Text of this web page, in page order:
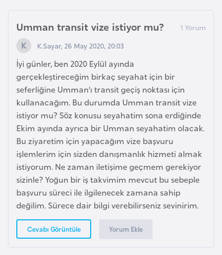
Umman transit vize istiyor mu?
K.Sayar, 26 May 2020, 20:03
İyi günler, ben 2020 Eylül ayında
gerçekleştireceğim birkaç seyahat için bir
seferliğine Umman’ı transit geçiş noktası için
kullanacağım. Bu durumda Umman transit vize
istiyor mu? Söz konusu seyahatim sona erdiğinde
Ekim ayında ayrıca bir Umman seyahatim olacak.
Bu ziyaretim için yapacağım vize başvuru
işlemlerim için sizden danışmanlık hizmeti almak
istiyorum. Ne zaman iletişime geçmem gerekiyor
sizinle? Yoğun bir iş takvimim mevcut bu sebeple
başvuru süreci ile ilgilenecek zamana sahip
değilim. Sürece dair bilgi verebilirseniz sevinirim.
Cevabı Görüntüle Yorum Ekle
G
i
n
e
G
r
e
n
a
d
a
G
ü
n